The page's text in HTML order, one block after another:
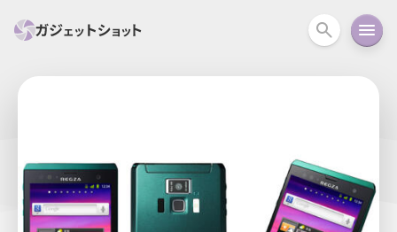
セール情報 スマートホーム アクションカメラ カメラ
回線 iPhone Android コラム